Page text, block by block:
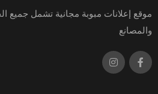
موقع إعلانات مبوبة مجانية تشمل جميع
والمصانع